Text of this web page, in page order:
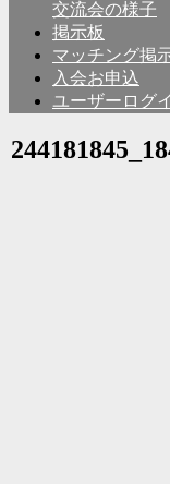
交流会の様子
掲示板
マッチング掲
入会お申込
ユーザーログ